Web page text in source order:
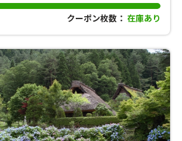
クーポン枚数： 在庫あり